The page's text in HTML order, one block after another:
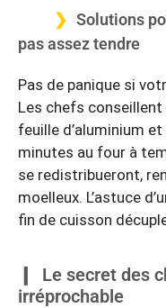
Solutions
pas assez tendre
Pas de panique si
Les chefs conseillent
feuille d’aluminium
minutes au four à
se redistribueront,
moelleux. L’astuce
fin de cuisson
Le secret des
irréprochable